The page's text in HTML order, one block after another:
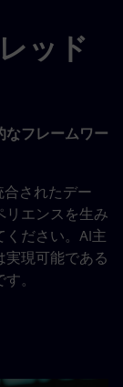
ッド
なフレームワー
されたデー
リエンスを生み
ください。AI主
現可能である
。